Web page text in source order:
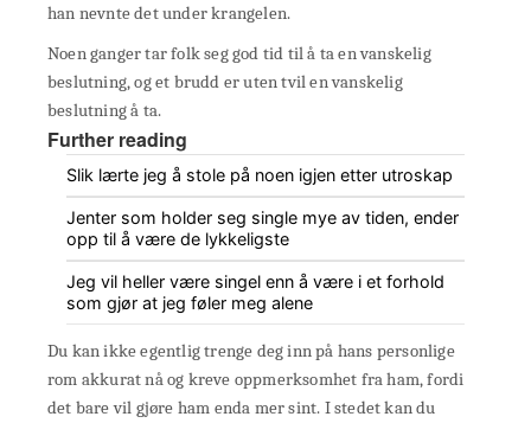
han nevnte det under krangelen.
Noen ganger tar folk seg god tid til å ta en vanskelig
beslutning, og et brudd er uten tvil en vanskelig
beslutning å ta.
Further reading
Slik lærte jeg å stole på noen igjen etter utroskap
Jenter som holder seg single mye av tiden, ender
opp til å være de lykkeligste
Jeg vil heller være singel enn å være i et forhold
som gjør at jeg føler meg alene
Du kan ikke egentlig trenge deg inn på hans personlige
rom akkurat nå og kreve oppmerksomhet fra ham, fordi
det bare vil gjøre ham enda mer sint. I stedet kan du